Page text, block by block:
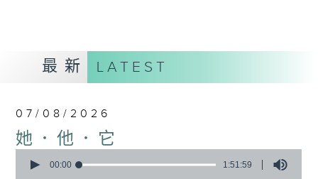
最新 LATEST
07/08/2026
她．他．它
seconds
00:00 1:51:59